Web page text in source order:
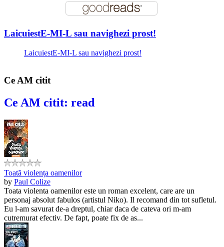
LaicuiestE-MI-L sau navighezi prost!
LaicuiestE-MI-L sau navighezi prost!
Ce AM citit
Ce AM citit: read
Toată violența oamenilor
by Paul Colize
Toata violenta oamenilor este un roman excelent, care are un
personaj absolut fabulos (artistul Niko). Il recomand din tot sufletul.
Eu l-am savurat de-a dreptul, chiar daca de cateva ori m-am
cutremurat efectiv. De fapt, poate fix de as...